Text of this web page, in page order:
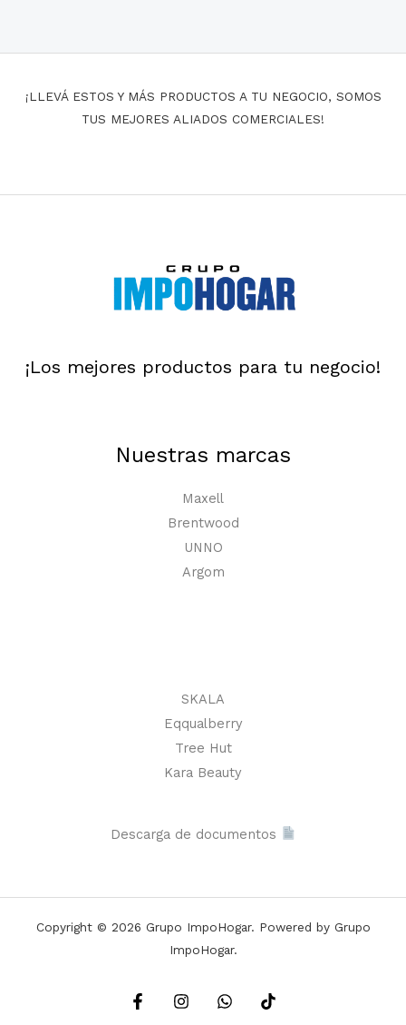
¡LLEVÁ ESTOS Y MÁS PRODUCTOS A TU NEGOCIO, SOMOS
TUS MEJORES ALIADOS COMERCIALES!
¡Los mejores productos para tu negocio!
Nuestras marcas
Maxell
Brentwood
UNNO
Argom
SKALA
Eqqualberry
Tree Hut
Kara Beauty
Descarga de documentos
Copyright © 2026 Grupo ImpoHogar. Powered by Grupo
ImpoHogar.